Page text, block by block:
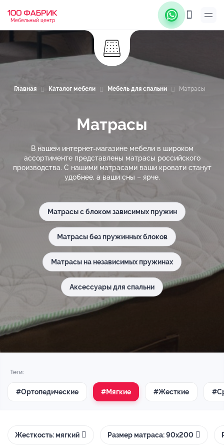
Мебельный центр
Главная Каталог мебели Мебель для спальни Матрасы
Матрасы
В нашем интернет-магазине мебели в широком
ассортименте представлены матрасы российского
производства. С нашими матрасами ваши кровати станут
удобнее, а ваши сны – ярче.
Матрасы с блоком зависимых пружин
Матрасы без пружинных блоков
Матрасы на независимых пружинах
Аксессуары для спальни
Теги:
#Ортопедические #Мягкие #Жесткие
Жесткость: мягкий Размер матраса: 90х200